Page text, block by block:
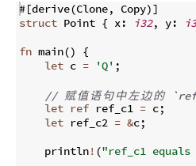
#[derive(Clone, Copy)]
struct Point { x: i32, y:
fn main()
{
let c = 'Q' ;
// 赋 值 语 句 中左边的
let ref ref_c1 = c;
let ref_c2 = &c;
    println
! ("ref_c1